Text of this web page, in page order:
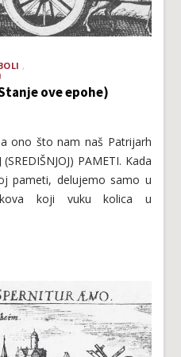
ove epohe)
ono što nam naš Patrijarh
PAMETI. Kada
pameti, delujemo samo u
koji vuku kolica u